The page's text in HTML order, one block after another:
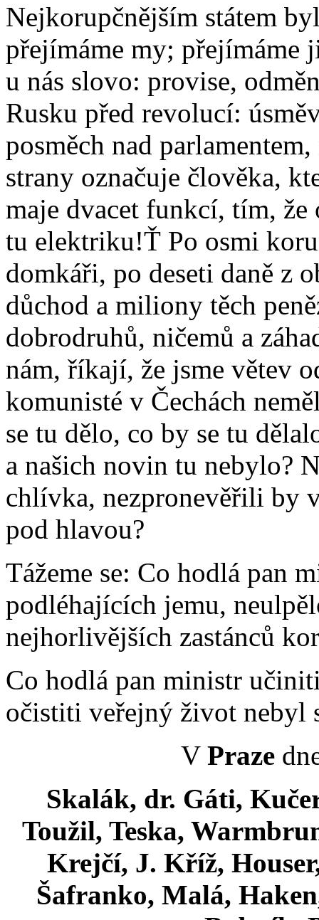
Nejkorupčnějším státem
přejímáme my; přejímáme
u nás slovo: provise,
Rusku před revolucí:
posměch nad
strany označuje člověka,
maje dvacet funkcí, tím,
tu elektriku!Ť Po osmi
domkáři, po deseti daně z
důchod a miliony těch
dobrodruhů, ničemů a
nám, říkají, že jsme větev
komunisté v Čechách
se tu dělo, co by se tu
a našich novin tu nebylo?
chlívka, nezpronevěřili by
pod hlavou?
Tážeme se: Co hodlá pan
podléhajících jemu,
nejhorlivějších zastánců
Co hodlá pan ministr
očistiti veřejný život nebyl
V Praze
Skalák, dr. Gáti,
Toužil, Teska,
Krejčí, J. Kříž,
Šafranko, Malá,